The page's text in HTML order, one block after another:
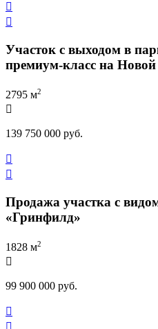


Участок с выходом в
премиум-класс на Новой
2795 м2

139 750 000 руб.


Продажа участка с
«Гринфилд»
1828 м2

99 900 000 руб.

